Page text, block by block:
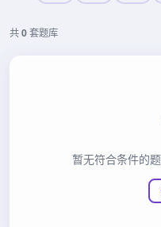
共0套题库
暂无符合条件的